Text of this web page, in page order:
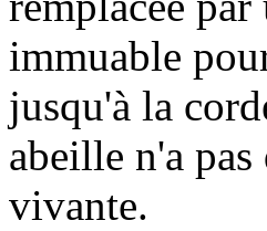
immuable
jusqu'à la
abeille n'a
vivante.